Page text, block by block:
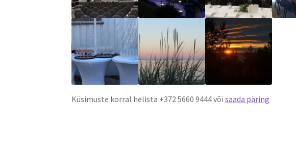
Küsimuste korral helista +372 5660 9444 võisaada päring